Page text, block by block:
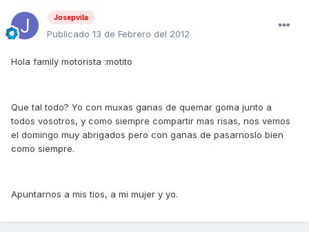
Josepvila
Publicado 13 de Febrero del 2012
Hola family motorista :motito
Que tal todo? Yo con muxas ganas de quemar goma junto a
todos vosotros, y como siempre compartir mas risas, nos vemos
el domingo muy abrigados pero con ganas de pasarnoslo bien
como siempre.
Apuntarnos a mis tios, a mi mujer y yo.